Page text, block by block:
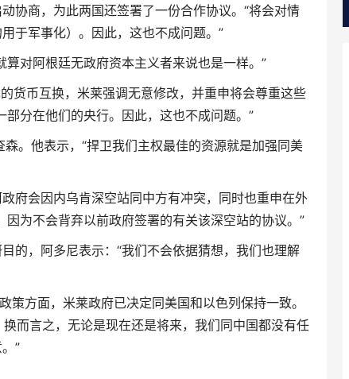
协商，为此两国还签署了一份合作协议。“将会对情
于军事化）。因此，这也不成问题。”
对阿根廷无政府资本主义者来说也是一样。”
货币互换，米莱强调无意修改，并重申将会尊重这些
分在他们的央行。因此，这也不成问题。”
。他表示，“捍卫我们主权最佳的资源就是加强同美
府会因内乌肯深空站同中方有冲突，同时也重申在外
为不会背弃以前政府签署的有关该深空站的协议。”
的，阿多尼表示：“我们不会依据猜想，我们也理解
策方面，米莱政府已决定同美国和以色列保持一致。
而言之，无论是现在还是将来，我们同中国都没有任
”